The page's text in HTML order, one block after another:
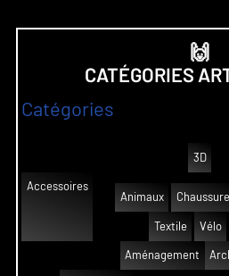
🙌
CATÉGORIES
Catégories
3D
Accessoires
Animaux
Textile Vélo
Aménagement